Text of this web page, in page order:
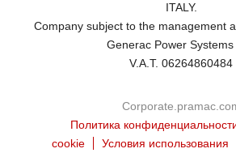
ITALY.
Company subject to the management
Generac Power Systems
V.A.T. 06264860484
Политика
cookie
Условия использования